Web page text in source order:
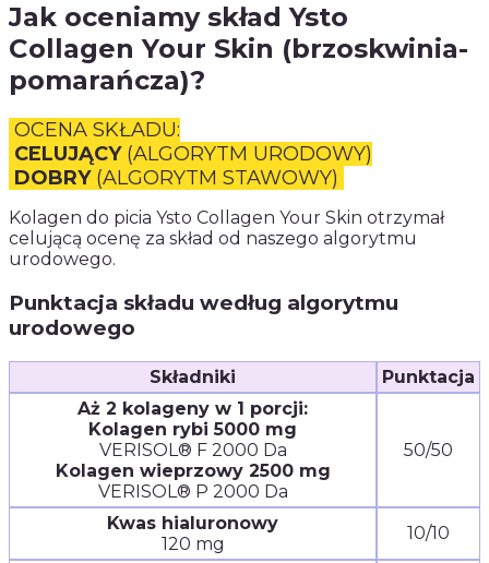
Jak oceniamy skład Ysto
Collagen Your Skin (brzoskwinia-
pomarańcza)?
OCENA SKŁADU:
CELUJĄCY(ALGORYTM URODOWY)
DOBRY (ALGORYTM STAWOWY)
Kolagen do picia Ysto Collagen Your Skin otrzymał
celującą ocenę za skład od naszego algorytmu
urodowego.
Punktacja składu według algorytmu
urodowego
Składniki
Punktacja
Aż 2 kolageny w 1 porcji:
Kolagen rybi 5000 mg
VERISOL® F 2000 Da
Kolagen wieprzowy 2500 mg
VERISOL® P 2000 Da
50/50
Kwas hialuronowy
120 mg
10/10